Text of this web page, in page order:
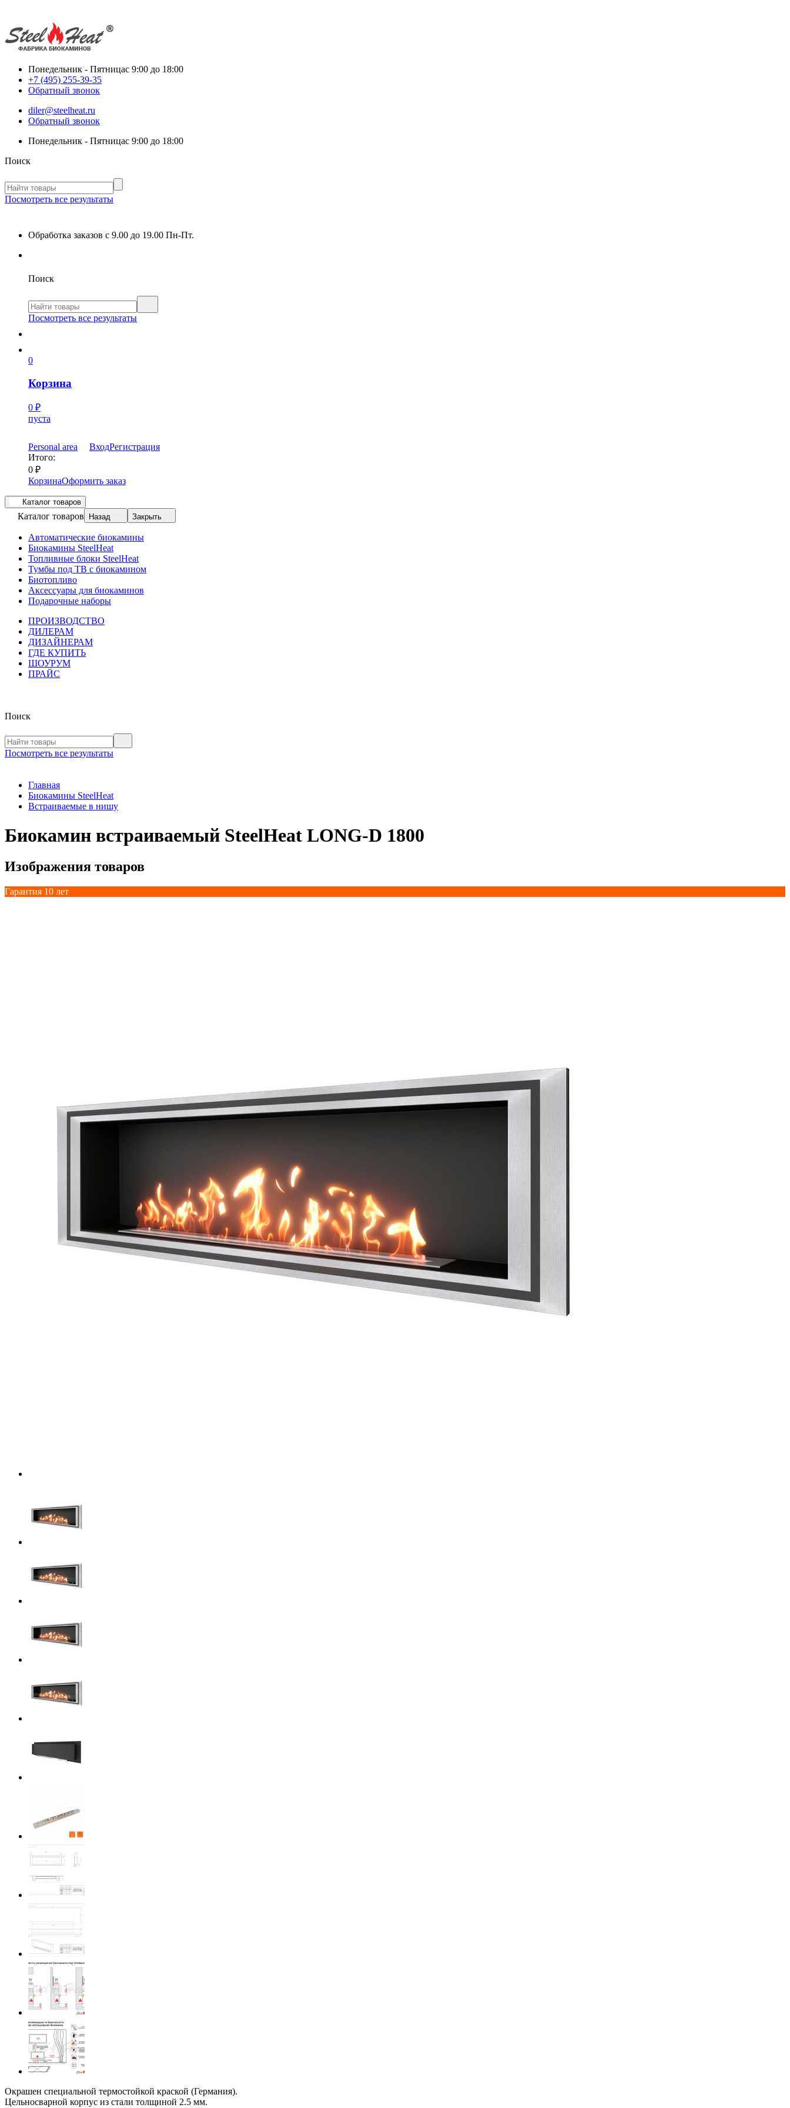
Понедельник - Пятницас 9:00 до 18:00
+7 (495) 255-39-35
Обратный звонок
diler@steelheat.ru
Обратный звонок
Понедельник - Пятницас 9:00 до 18:00
Поиск
Посмотреть все результаты
Обработка заказов с 9.00 до 19.00 Пн-Пт.
Поиск
Посмотреть все результаты
0
Корзина
0 ₽
пуста
Personal area ВходРегистрация
Итого:
0 ₽
КорзинаОформить заказ
Каталог товаров
Каталог товаров Назад Закрыть
Автоматические биокамины
Биокамины SteelHeat
Топливные блоки SteelHeat
Тумбы под ТВ с биокамином
Биотопливо
Аксессуары для биокаминов
Подарочные наборы
ПРОИЗВОДСТВО
ДИЛЕРАМ
ДИЗАЙНЕРАМ
ГДЕ КУПИТЬ
ШОУРУМ
ПРАЙС
Поиск
Посмотреть все результаты
Главная
Биокамины SteelHeat
Встраиваемые в нишу
Биокамин встраиваемый SteelHeat LONG-D 1800
Изображения товаров
Гарантия 10 лет
Окрашен специальной термостойкой краской (Германия).
Цельносварной корпус из стали толщиной 2.5 мм.